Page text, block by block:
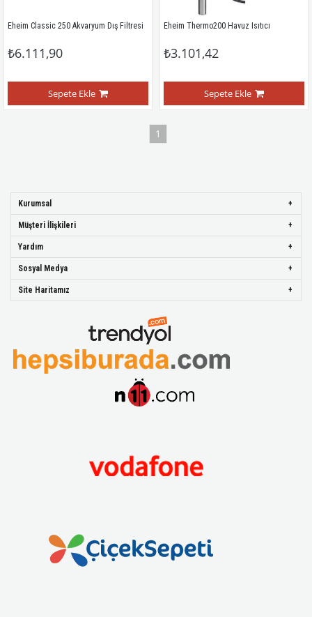
Eheim Classic 250 Akvaryum Dış Filtresi
₺6.111,90
Sepete Ekle
Eheim Thermo200 Havuz Isıtıcı
₺3.101,42
Sepete Ekle
1
Kurumsal
Müşteri İlişkileri
Yardım
Sosyal Medya
Site Haritamız